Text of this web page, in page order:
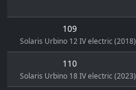
109
Solaris Urbino 12 IV electric (2018)
110
Solaris Urbino 18 IV electric (2023)